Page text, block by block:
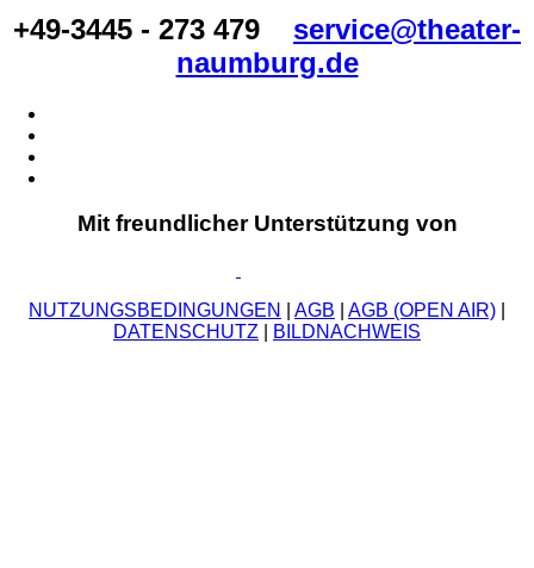
+49-3445 - 273 479
service@theater-
naumburg.de
Mit freundlicher Unterstützung von
NUTZUNGSBEDINGUNGEN AGB AGB (OPEN AIR)
DATENSCHUTZ
BILDNACHWEIS